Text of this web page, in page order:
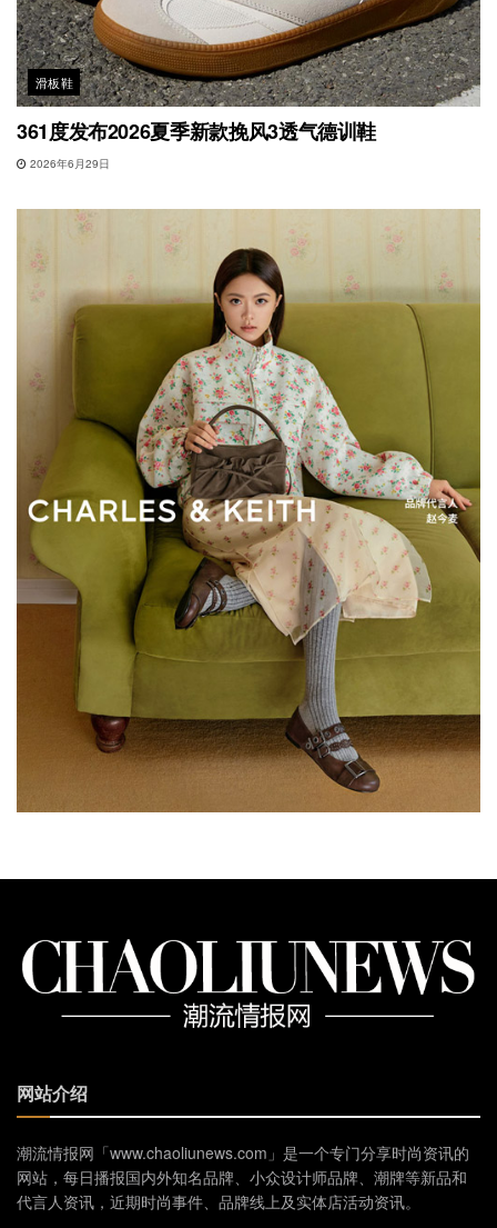
滑板鞋
361度发布2026夏季新款挽风3透气德训鞋
2026年6月29日
网站介绍
潮流情报网「www.chaoliunews.com」是一个专门分享时尚资讯的
网站，每日播报国内外知名品牌、小众设计师品牌、潮牌等新品和
代言人资讯，近期时尚事件、品牌线上及实体店活动资讯。